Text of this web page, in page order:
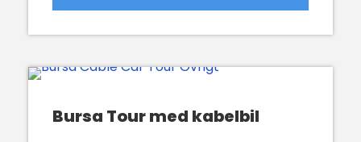
Bursa Tour med kabelbil